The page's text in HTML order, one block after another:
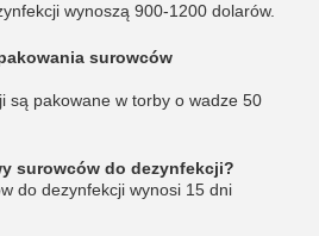
wynoszą 900-1200 dolarów.
surowców
są pakowane w torby o wadze 50
surowców do dezynfekcji?
do dezynfekcji wynosi 15 dni